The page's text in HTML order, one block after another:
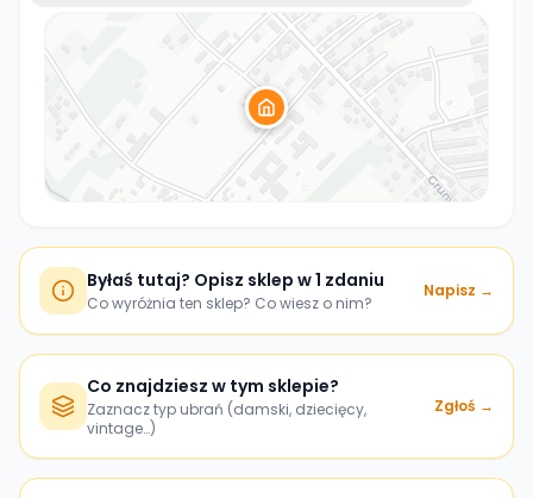
Byłaś tutaj? Opisz sklep w 1 zdaniu
Co wyróżnia ten sklep? Co wiesz o nim?
Napisz →
Co znajdziesz w tym sklepie?
Zaznacz typ ubrań (damski, dziecięcy,
vintage…)
Zgłoś →